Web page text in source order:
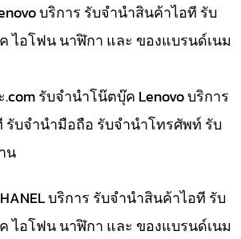
บริการ รับจำนำสินค้าไอที รับ
ไอโฟน นาฬิกา และ ของแบรนด์เนม
รับจำนำโน๊ตบุ๊ค Lenovo บริการ
รับจำนำมือถือ รับจำนำโทรศัพท์ รับ
น
บริการ รับจำนำสินค้าไอที รับ
ไอโฟน นาฬิกา และ ของแบรนด์เนม